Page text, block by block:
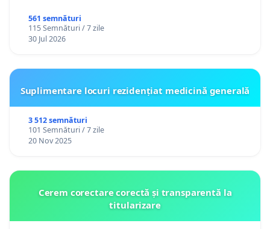
561 semnături
115 Semnături / 7 zile
30 Jul 2026
Suplimentare locuri rezidențiat medicină generală
3 512 semnături
101 Semnături / 7 zile
20 Nov 2025
Cerem corectare corectă și transparentă la
titularizare